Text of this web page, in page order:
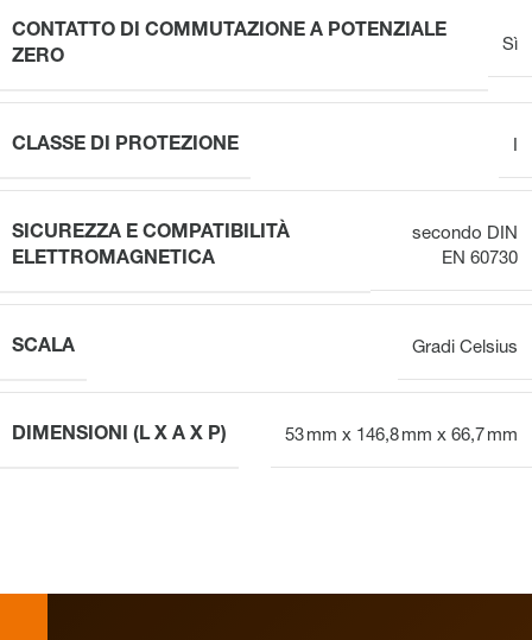
CONTATTO DI COMMUTAZIONE A POTENZIALE
ZERO
Sì
CLASSE DI PROTEZIONE
SICUREZZA E COMPATIBILITÀ
ELETTROMAGNETICA
secondo DIN
EN 60730
SCALA Gradi Celsius
DIMENSIONI (L X A X P) 53 mm x 146,8 mm x 66,7 mm